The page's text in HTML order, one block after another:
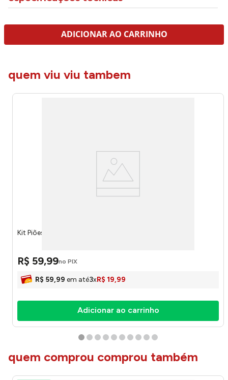
ADICIONAR AO CARRINHO
quem viu viu tambem
Kit Piões Batalha Hot Wheels 56330 - Toyng
R$ 59,99no PIX
R$ 59,99 em até3xR$ 19,99
Adicionar ao carrinho
quem comprou comprou também